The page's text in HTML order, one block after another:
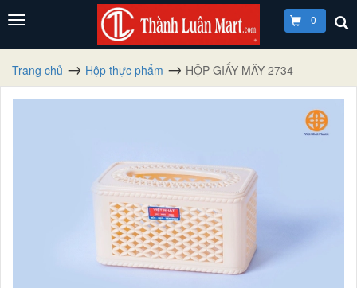
0
Trang chủ Hộp thực phẩm HỘP GIẤY MÂY 2734